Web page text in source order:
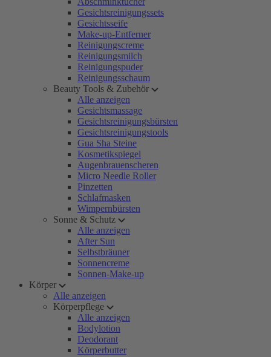
Gesichtsreinigungssets
Gesichtsseife
Make-up-Entferner
Reinigungscreme
Reinigungsmilch
Reinigungspuder
Reinigungsschaum
Beauty Tools & Zubehör
Alle anzeigen
Gesichtsmassage
Gesichtsreinigungsbürsten
Gesichtsreinigungstools
Gua Sha Steine
Kosmetikspiegel
Augenbrauenscheren
Micro Needle Roller
Pinzetten
Schlafmasken
Wimpernbürsten
Sonne & Schutz
Alle anzeigen
After Sun
Selbstbräuner
Sonnencreme
Sonnen-Make-up
Körper
Alle anzeigen
Körperpflege
Alle anzeigen
Bodylotion
Deodorant
Körperbutter